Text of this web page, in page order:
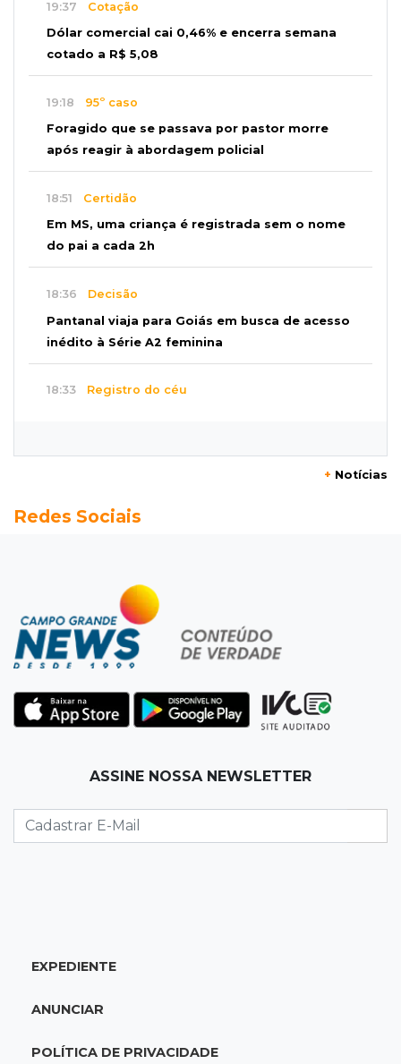
19:37 Cotação
Dólar comercial cai 0,46% e encerra semana
cotado a R$ 5,08
19:18 95º caso
Foragido que se passava por pastor morre
após reagir à abordagem policial
18:51 Certidão
Em MS, uma criança é registrada sem o nome
do pai a cada 2h
18:36 Decisão
Pantanal viaja para Goiás em busca de acesso
inédito à Série A2 feminina
18:33 Registro do céu
Alerta em celulares mobiliza buscas por bebê
Pantanal reduz desmatamento em 65% e
Cerrado tem queda de 11,5%
17:45 Em Corumbá
banho de sol e leva socos de detento
Vídeo mostra jovem sendo executado com
Pai de bebê desaparecida vai à polícia e nega
+ Notícias
Redes Sociais
ASSINE NOSSA NEWSLETTER
EXPEDIENTE
ANUNCIAR
POLÍTICA DE PRIVACIDADE